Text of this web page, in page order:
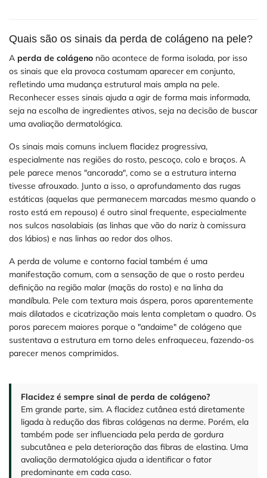
Quais são os sinais da perda de colágeno na pele?
A perda de colágeno não acontece de forma isolada, por isso
os sinais que ela provoca costumam aparecer em conjunto,
refletindo uma mudança estrutural mais ampla na pele.
Reconhecer esses sinais ajuda a agir de forma mais informada,
seja na escolha de ingredientes ativos, seja na decisão de buscar
uma avaliação dermatológica.
Os sinais mais comuns incluem flacidez progressiva,
especialmente nas regiões do rosto, pescoço, colo e braços. A
pele parece menos "ancorada", como se a estrutura interna
tivesse afrouxado. Junto a isso, o aprofundamento das rugas
estáticas (aquelas que permanecem marcadas mesmo quando o
rosto está em repouso) é outro sinal frequente, especialmente
nos sulcos nasolabiais (as linhas que vão do nariz à comissura
dos lábios) e nas linhas ao redor dos olhos.
A perda de volume e contorno facial também é uma
manifestação comum, com a sensação de que o rosto perdeu
definição na região malar (maçãs do rosto) e na linha da
mandíbula. Pele com textura mais áspera, poros aparentemente
mais dilatados e cicatrização mais lenta completam o quadro. Os
poros parecem maiores porque o "andaime" de colágeno que
sustentava a estrutura em torno deles enfraqueceu, fazendo-os
parecer menos comprimidos.
Flacidez é sempre sinal de perda de colágeno?
Em grande parte, sim. A flacidez cutânea está diretamente
ligada à redução das fibras colágenas na derme. Porém, ela
também pode ser influenciada pela perda de gordura
subcutânea e pela deterioração das fibras de elastina. Uma
avaliação dermatológica ajuda a identificar o fator
predominante em cada caso.